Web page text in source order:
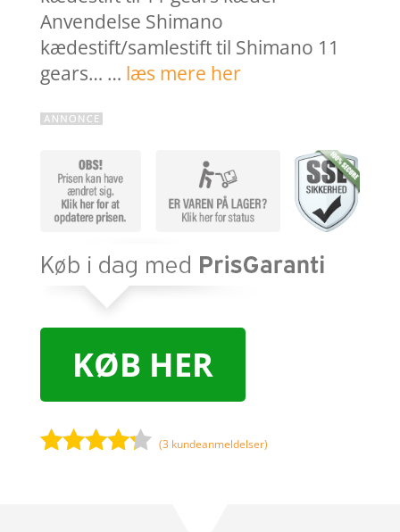
Anvendelse Shimano
kædestift/samlestift til Shimano 11
gears… … læs mere her
KØB HER
(3 kundeanmeldelser)